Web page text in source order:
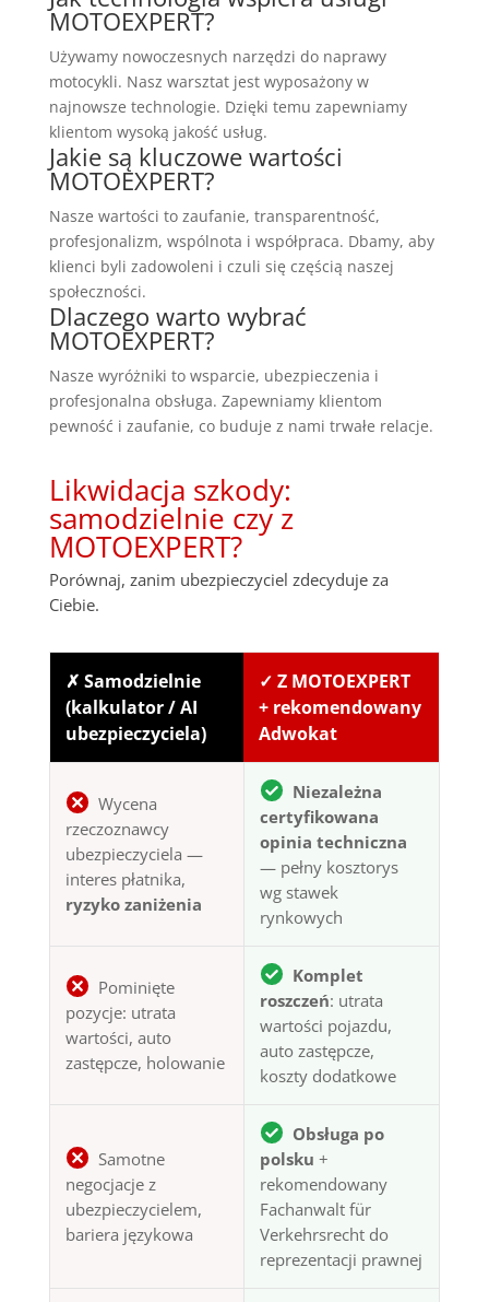
MOTOEXPERT?
Używamy nowoczesnych narzędzi do naprawy
motocykli. Nasz warsztat jest wyposażony w
najnowsze technologie. Dzięki temu zapewniamy
klientom wysoką jakość usług.
Jakie są kluczowe wartości
MOTOEXPERT?
Nasze wartości to zaufanie, transparentność,
profesjonalizm, wspólnota i współpraca. Dbamy, aby
klienci byli zadowoleni i czuli się częścią naszej
społeczności.
Dlaczego warto wybrać
MOTOEXPERT?
Nasze wyróżniki to wsparcie, ubezpieczenia i
profesjonalna obsługa. Zapewniamy klientom
pewność i zaufanie, co buduje z nami trwałe relacje.
Likwidacja szkody:
samodzielnie czy z
MOTOEXPERT?
Porównaj, zanim ubezpieczyciel zdecyduje za
Ciebie.
✗ Samodzielnie
(kalkulator / AI
ubezpieczyciela)
✓ Z MOTOEXPERT
+ rekomendowany
Adwokat
Wycena
rzeczoznawcy
ubezpieczyciela —
interes płatnika,
ryzyko zaniżenia
Niezależna
certyfikowana
opinia techniczna
— pełny kosztorys
wg stawek
rynkowych
Pominięte
pozycje: utrata
wartości, auto
zastępcze, holowanie
Komplet
roszczeń: utrata
wartości pojazdu,
auto zastępcze,
koszty dodatkowe
Samotne
negocjacje z
ubezpieczycielem,
bariera językowa
Obsługa po
polsku +
rekomendowany
Fachanwalt für
Verkehrsrecht do
reprezentacji prawnej